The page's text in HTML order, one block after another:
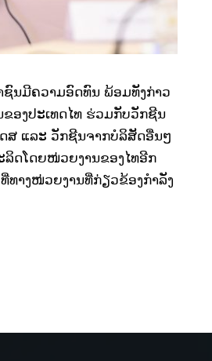
ນມີຄວາມອົດທົນ ພ້ອມທັງກ່າວ
ອງປະເທດໄທ ຮ່ວມກັບວັກຊີນ
ສ ແລະ ວັກຊີນຈາກບໍລິສັດອື່ນໆ
ດໂດຍໜ່ວຍງານຂອງໄທອີກ
າງໜ່ວຍງານທີ່ກ່ຽວຂ້ອງກໍາລັງ